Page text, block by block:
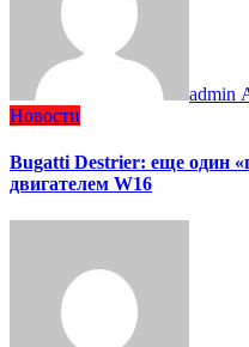
admin
Новости
Bugatti Destrier: еще один
двигателем W16